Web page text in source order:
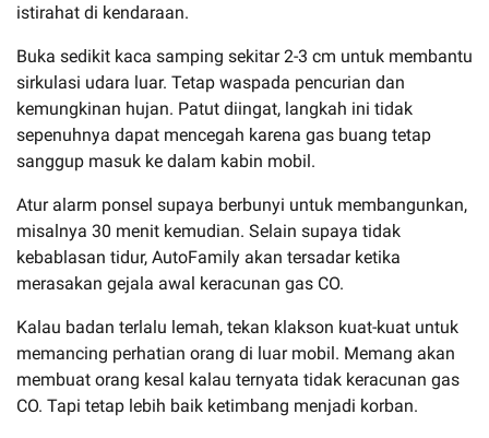
istirahat di kendaraan.
Buka sedikit kaca samping sekitar 2-3 cm untuk membantu
sirkulasi udara luar. Tetap waspada pencurian dan
kemungkinan hujan. Patut diingat, langkah ini tidak
sepenuhnya dapat mencegah karena gas buang tetap
sanggup masuk ke dalam kabin mobil.
Atur alarm ponsel supaya berbunyi untuk membangunkan,
misalnya 30 menit kemudian. Selain supaya tidak
kebablasan tidur, AutoFamily akan tersadar ketika
merasakan gejala awal keracunan gas CO.
Kalau badan terlalu lemah, tekan klakson kuat-kuat untuk
memancing perhatian orang di luar mobil. Memang akan
membuat orang kesal kalau ternyata tidak keracunan gas
CO. Tapi tetap lebih baik ketimbang menjadi korban.